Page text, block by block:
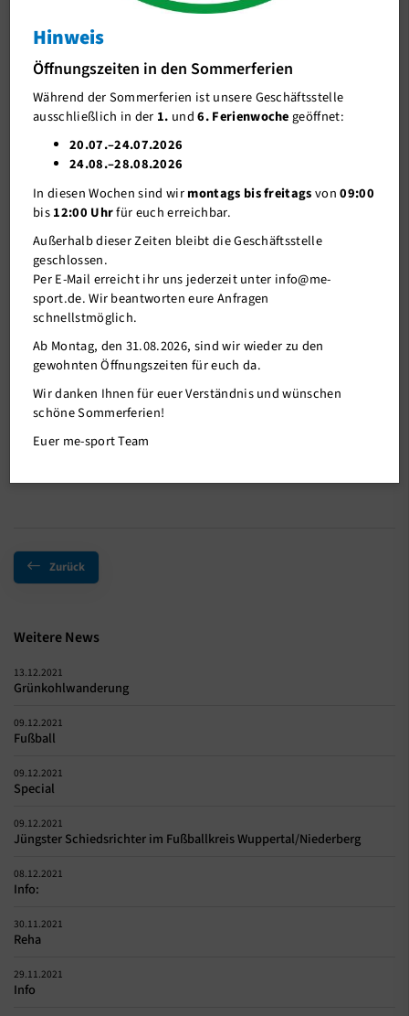
Neue Lizenzen
Neue Lizenzen
08.12.2021
Glückwunsch an Marcel Kummer und Wolfgang Pietschmann zum
auf neue Lehrninhalte.
Zurück
Weitere News
13.12.2021
Grünkohlwanderung
09.12.2021
Fußball
09.12.2021
Special
09.12.2021
Jüngster Schiedsrichter im Fußballkreis Wuppertal/Niederberg
08.12.2021
Info:
30.11.2021
Reha
29.11.2021
Info
J-Team
Stellenangebote
Förderverein me-sport e.V.
Mitgliederservice
Verantwortung
Hinweis
Öffnungszeiten in den Sommerferien
Während der Sommerferien ist unsere Geschäftsstelle
ausschließlich in der 1. und6. Ferienwochegeöffnet:
20.07.–24.07.2026
24.08.–28.08.2026
In diesen Wochen sind wirmontags bis freitagsvon09:00
bis12:00 Uhrfür euch erreichbar.
Außerhalb dieser Zeiten bleibt die Geschäftsstelle
geschlossen.
Per E-Mail erreicht ihr uns jederzeit unter info@me-
sport.de. Wir beantworten eure Anfragen
schnellstmöglich.
Ab Montag, den 31.08.2026, sind wir wieder zu den
gewohnten Öffnungszeiten für euch da.
Wir danken Ihnen für euer Verständnis und wünschen
schöne Sommerferien!
Euer me-sport Team